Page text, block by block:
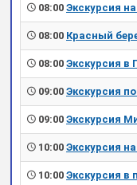
08:00 Экскурсия
08:00 Красный
08:00 Экскурсия в
09:00 Экскурсия
09:00 Экскурсия
10:00 Экскурсия
10:00 Экскурсия в